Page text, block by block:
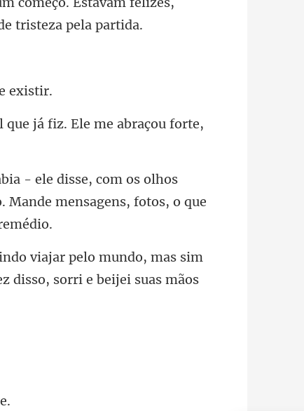
já fiz. Ele me abraçou for
olhos
Mande mensagens
ar pelo mundo, mas sim